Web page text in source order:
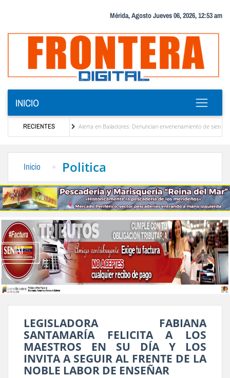
Mérida, Agosto Jueves 06, 2026, 12:53 am
INICIO
RECIENTESAlerta en Bailadores: Denuncian envenenamiento de siete mascotas en El
Inicio Politica
LEGISLADORA FABIANA
SANTAMARÍA FELICITA A LOS
MAESTROS EN SU DÍA Y LOS
INVITA A SEGUIR AL FRENTE DE LA
NOBLE LABOR DE ENSEÑAR